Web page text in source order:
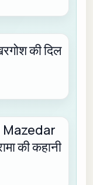
की दिल
Mazedar
की कहानी